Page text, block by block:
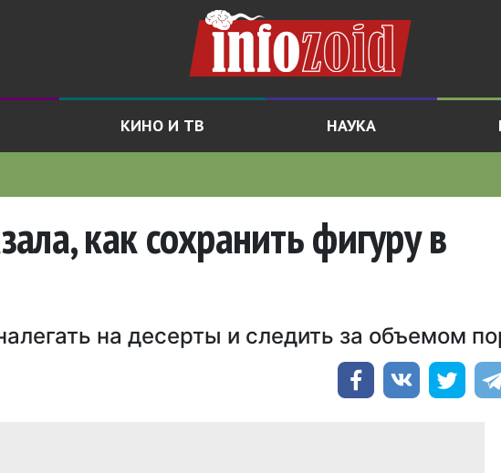
КИНО И ТВ НАУКА
как сохранить фигуру в
на десерты и следить за объемом